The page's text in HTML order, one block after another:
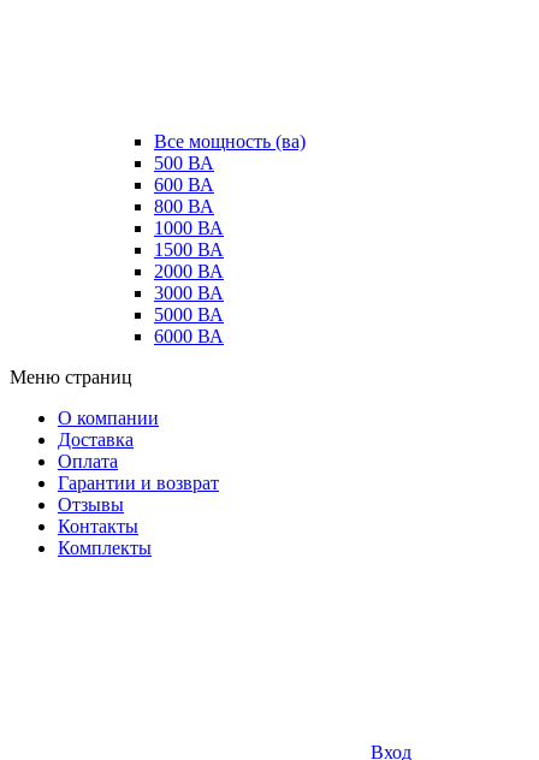
Все мощность (ва)
500 ВА
600 ВА
800 ВА
1000 ВА
1500 ВА
2000 ВА
3000 ВА
5000 ВА
6000 ВА
Меню страниц
О компании
Доставка
Оплата
Гарантии и возврат
Отзывы
Контакты
Комплекты
Вход